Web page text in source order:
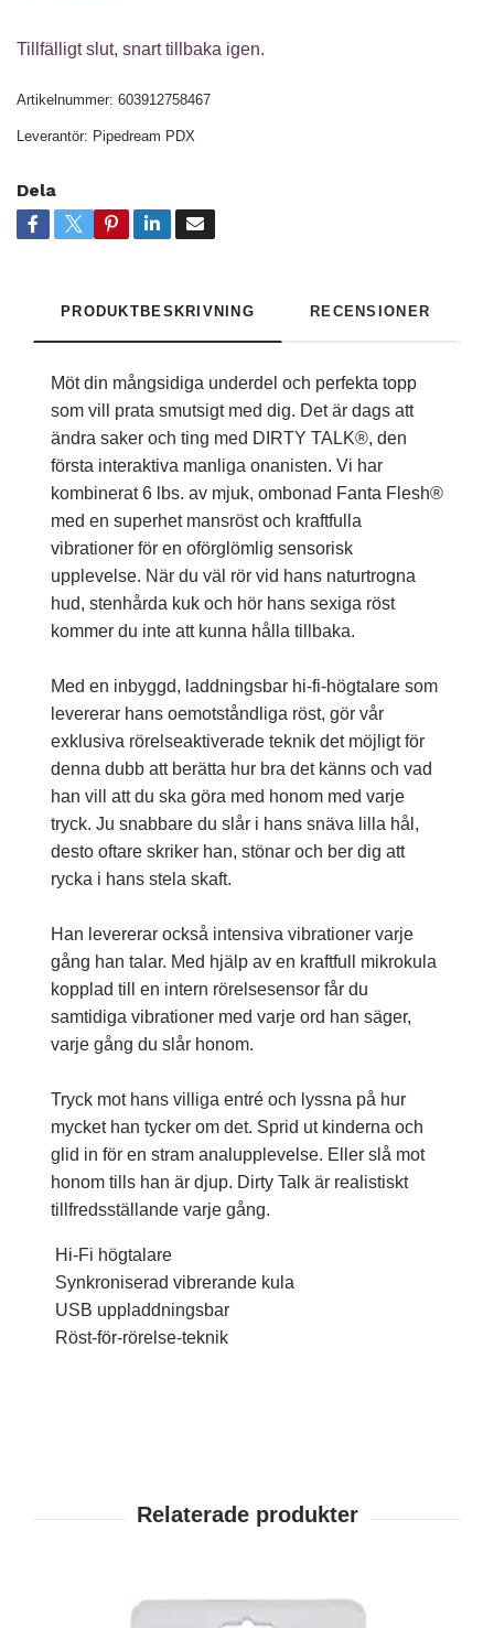
Tillfälligt slut, snart tillbaka igen.
Artikelnummer: 603912758467
Leverantör: Pipedream PDX
Dela
PRODUKTBESKRIVNING RECENSIONER
Möt din mångsidiga underdel och perfekta topp
som vill prata smutsigt med dig. Det är dags att
ändra saker och ting med DIRTY TALK®, den
första interaktiva manliga onanisten. Vi har
kombinerat 6 lbs. av mjuk, ombonad Fanta Flesh®
med en superhet mansröst och kraftfulla
vibrationer för en oförglömlig sensorisk
upplevelse. När du väl rör vid hans naturtrogna
hud, stenhårda kuk och hör hans sexiga röst
kommer du inte att kunna hålla tillbaka.
Med en inbyggd, laddningsbar hi-fi-högtalare som
levererar hans oemotståndliga röst, gör vår
exklusiva rörelseaktiverade teknik det möjligt för
denna dubb att berätta hur bra det känns och vad
han vill att du ska göra med honom med varje
tryck. Ju snabbare du slår i hans snäva lilla hål,
desto oftare skriker han, stönar och ber dig att
rycka i hans stela skaft.
Han levererar också intensiva vibrationer varje
gång han talar. Med hjälp av en kraftfull mikrokula
kopplad till en intern rörelsesensor får du
samtidiga vibrationer med varje ord han säger,
varje gång du slår honom.
Tryck mot hans villiga entré och lyssna på hur
mycket han tycker om det. Sprid ut kinderna och
glid in för en stram analupplevelse. Eller slå mot
honom tills han är djup. Dirty Talk är realistiskt
tillfredsställande varje gång.
Hi-Fi högtalare
Synkroniserad vibrerande kula
USB uppladdningsbar
Röst-för-rörelse-teknik